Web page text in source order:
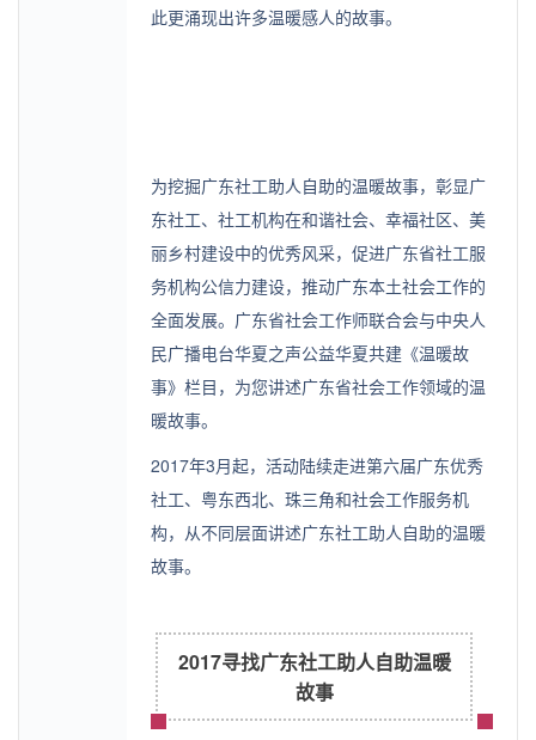
此更涌现出许多温暖感人的故事。
为挖掘广东社工助人自助的温暖故事，彰显广
东社工、社工机构在和谐社会、幸福社区、美
丽乡村建设中的优秀风采，促进广东省社工服
务机构公信力建设，推动广东本土社会工作的
全面发展。广东省社会工作师联合会与中央人
民广播电台华夏之声公益华夏共建《温暖故
事》栏目，为您讲述广东省社会工作领域的温
暖故事。
2017年3月起，活动陆续走进第六届广东优秀
社工、粤东西北、珠三角和社会工作服务机
构，从不同层面讲述广东社工助人自助的温暖
故事。
2017寻找广东社工助人自助温暖
故事